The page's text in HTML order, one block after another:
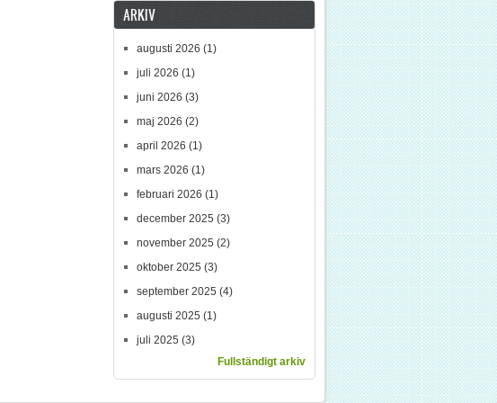
ARKIV
augusti 2026 (1)
juli 2026 (1)
juni 2026 (3)
maj 2026 (2)
april 2026 (1)
mars 2026 (1)
februari 2026 (1)
december 2025 (3)
november 2025 (2)
oktober 2025 (3)
september 2025 (4)
augusti 2025 (1)
juli 2025 (3)
Fullständigt arkiv